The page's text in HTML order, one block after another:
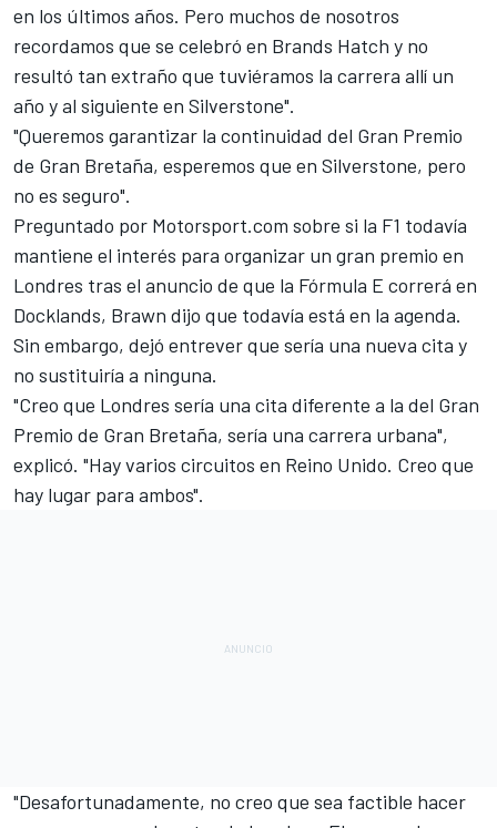
en los últimos años. Pero muchos de nosotros
recordamos que se celebró en Brands Hatch y no
resultó tan extraño que tuviéramos la carrera allí un
año y al siguiente en Silverstone".
"Queremos garantizar la continuidad del Gran Premio
de Gran Bretaña, esperemos que en Silverstone, pero
no es seguro".
Preguntado por Motorsport.com sobre si la F1 todavía
mantiene el interés para organizar un gran premio en
Londres tras el anuncio de que la Fórmula E correrá en
Docklands, Brawn dijo que todavía está en la agenda.
Sin embargo, dejó entrever que sería una nueva cita y
no sustituiría a ninguna.
"Creo que Londres sería una cita diferente a la del Gran
Premio de Gran Bretaña, sería una carrera urbana",
explicó. "Hay varios circuitos en Reino Unido. Creo que
hay lugar para ambos".
"Desafortunadamente, no creo que sea factible hacer